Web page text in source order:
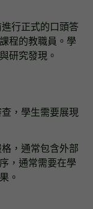
行正式的口頭答
程的教職員。學
研究發現。
，學生需要展現
，通常包含外部
，通常需要在學
。